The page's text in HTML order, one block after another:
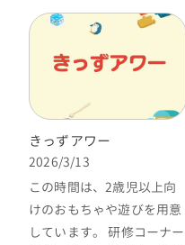
きっずアワー
2026/3/13
この時間は、2歳児以上向
けのおもちゃや遊びを用意
しています。 研修コーナー